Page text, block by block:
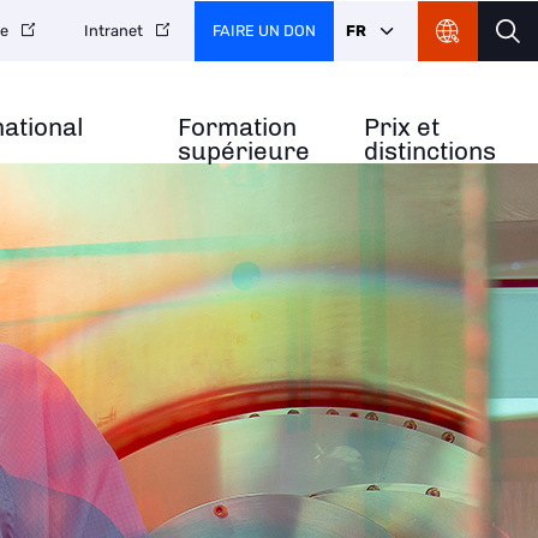
Formation
supérieure
Prix et
distinctions
Intranet FAIRE UN DON FR